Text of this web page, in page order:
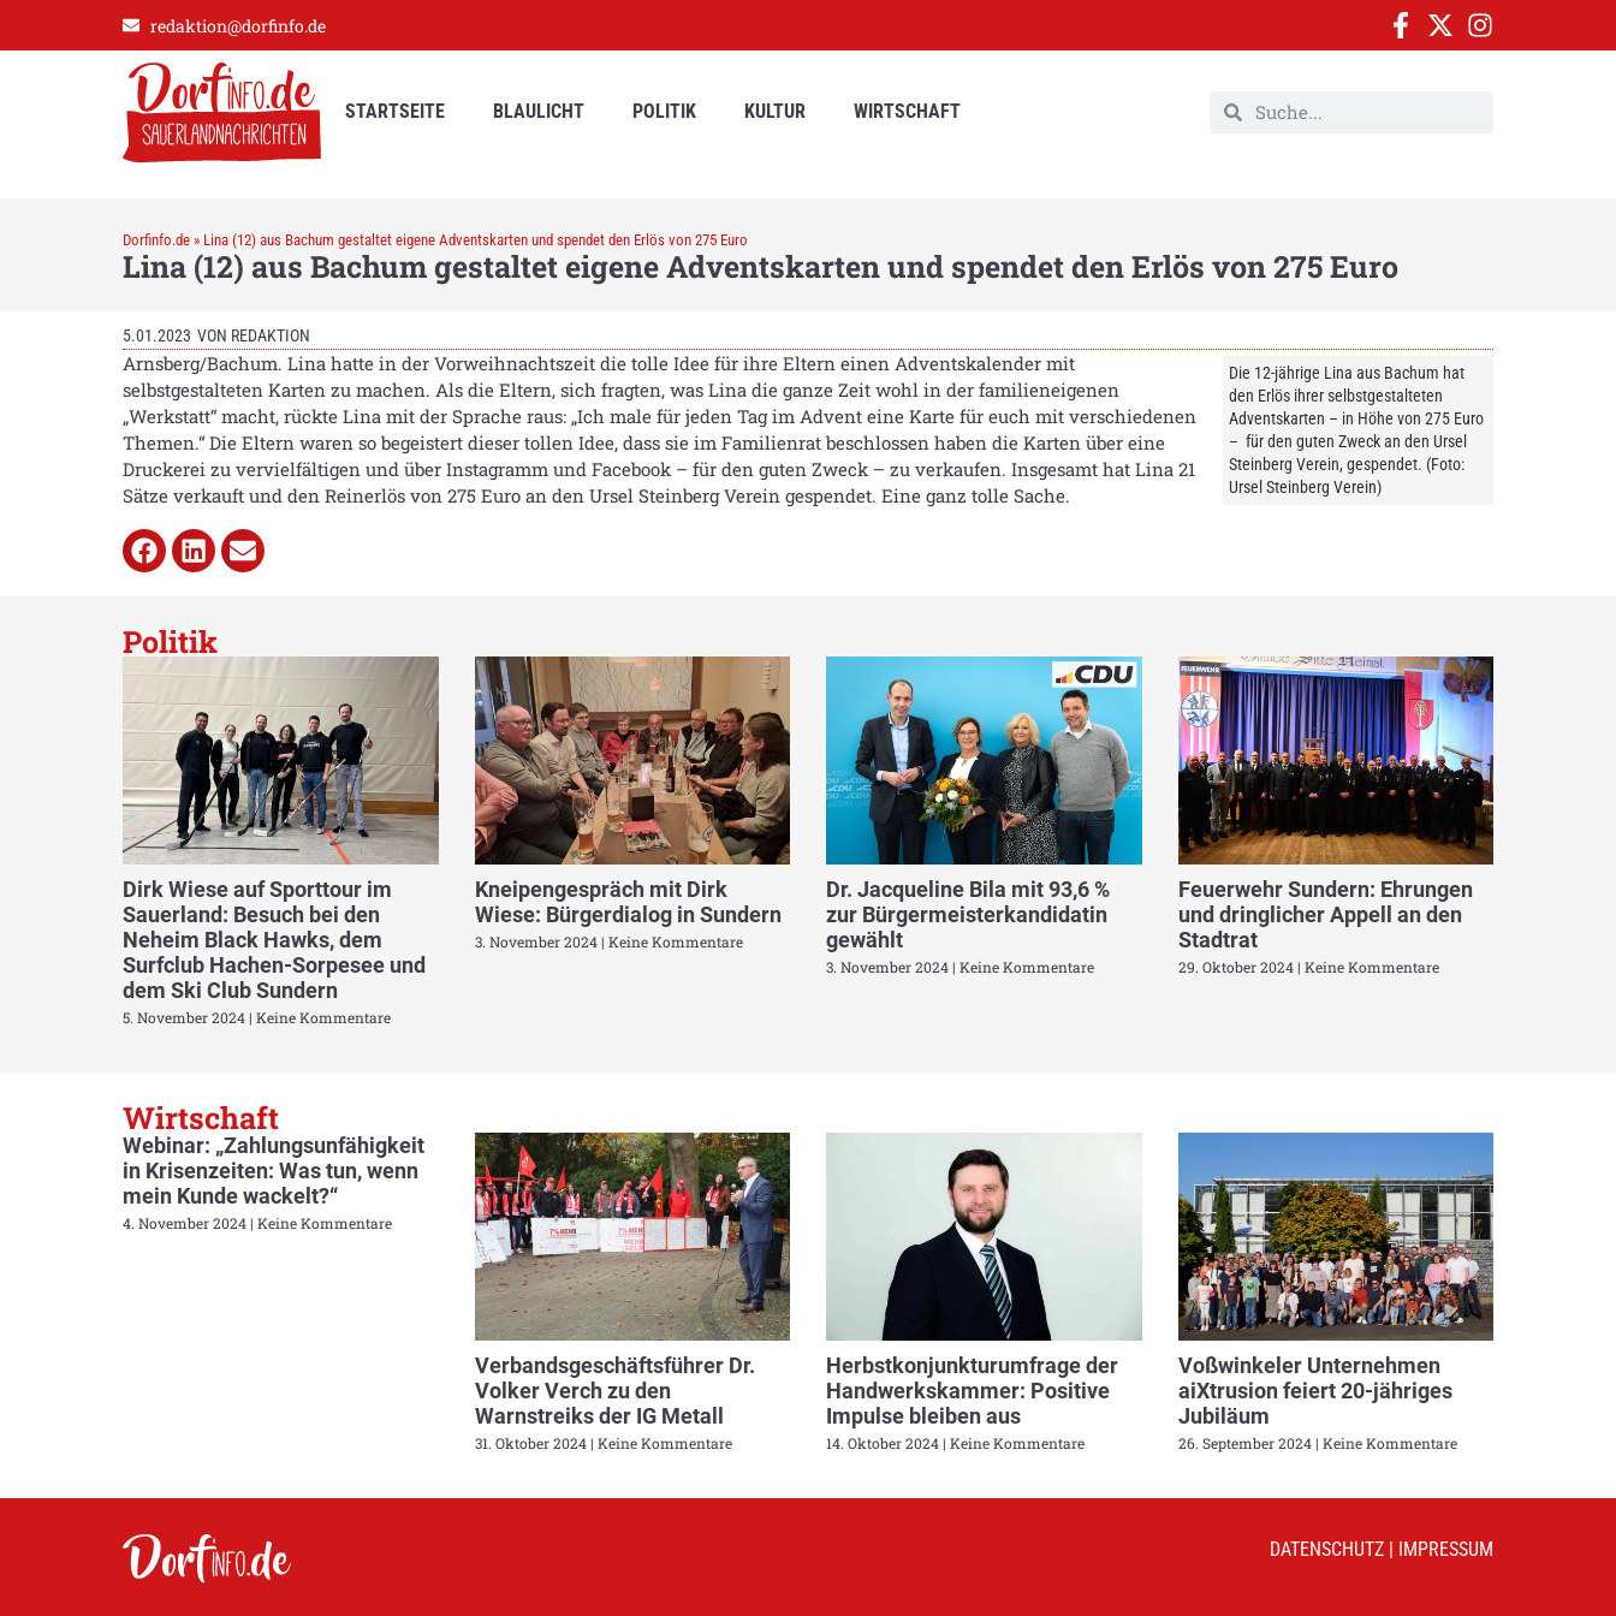
redaktion@dorfinfo.de
STARTSEITE BLAULICHT POLITIK KULTUR WIRTSCHAFT
Dorfinfo.de » Lina (12) aus Bachum gestaltet eigene Adventskarten und spendet den Erlös von 275 Euro
Lina (12) aus Bachum gestaltet eigene Adventskarten und spendet den Erlös von 275 Euro
5.01.2023 VON REDAKTION
Die 12-jährige Lina aus Bachum hat
den Erlös ihrer selbstgestalteten
Adventskarten – in Höhe von 275 Euro
– für den guten Zweck an den Ursel
Steinberg Verein, gespendet. (Foto:
Ursel Steinberg Verein)
Arnsberg/Bachum. Lina hatte in der Vorweihnachtszeit die tolle Idee für ihre Eltern einen Adventskalender mit
selbstgestalteten Karten zu machen. Als die Eltern, sich fragten, was Lina die ganze Zeit wohl in der familieneigenen
„Werkstatt“ macht, rückte Lina mit der Sprache raus: „Ich male für jeden Tag im Advent eine Karte für euch mit verschiedenen
Themen.“ Die Eltern waren so begeistert dieser tollen Idee, dass sie im Familienrat beschlossen haben die Karten über eine
Druckerei zu vervielfältigen und über Instagramm und Facebook – für den guten Zweck – zu verkaufen. Insgesamt hat Lina 21
Sätze verkauft und den Reinerlös von 275 Euro an den Ursel Steinberg Verein gespendet. Eine ganz tolle Sache.
Politik
Dirk Wiese auf Sporttour im
Sauerland: Besuch bei den
Neheim Black Hawks, dem
Surfclub Hachen-Sorpesee und
dem Ski Club Sundern
5. November 2024 Keine Kommentare
Kneipengespräch mit Dirk
Wiese: Bürgerdialog in Sundern
3. November 2024 Keine Kommentare
Dr. Jacqueline Bila mit 93,6 %
zur Bürgermeisterkandidatin
gewählt
3. November 2024 Keine Kommentare
Feuerwehr Sundern: Ehrungen
und dringlicher Appell an den
Stadtrat
29. Oktober 2024 Keine Kommentare
Wirtschaft
Webinar: „Zahlungsunfähigkeit
in Krisenzeiten: Was tun, wenn
mein Kunde wackelt?“
4. November 2024 Keine Kommentare
Verbandsgeschäftsführer Dr.
Volker Verch zu den
Warnstreiks der IG Metall
31. Oktober 2024 Keine Kommentare
Herbstkonjunkturumfrage der
Handwerkskammer: Positive
Impulse bleiben aus
14. Oktober 2024 Keine Kommentare
Voßwinkeler Unternehmen
aiXtrusion feiert 20-jähriges
Jubiläum
26. September 2024 Keine Kommentare
DATENSCHUTZ IMPRESSUM